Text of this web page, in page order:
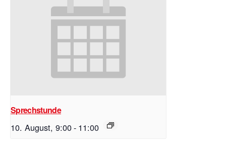
Sprechstunde
10. August, 9:00- 11:00